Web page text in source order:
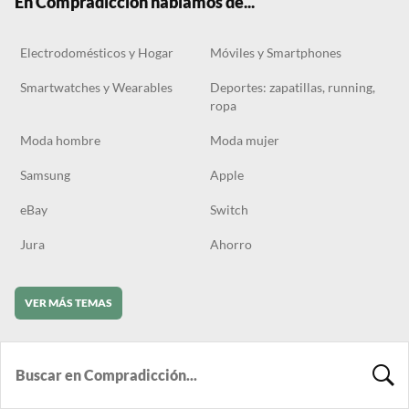
Electrodomésticos y Hogar Móviles y Smartphones
Smartwatches y Wearables
Deportes: zapatillas, running,
ropa
Moda hombre Moda mujer
Samsung Apple
eBay Switch
Jura Ahorro
VER MÁS TEMAS